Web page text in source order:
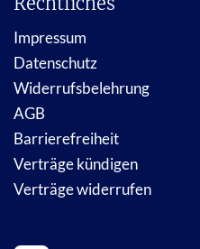
Impressum
Datenschutz
Widerrufsbelehrung
AGB
Barrierefreiheit
Verträge kündigen
Verträge widerrufen